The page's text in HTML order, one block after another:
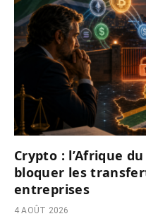
Crypto : l’Afrique
bloquer les
entreprises
4 AOÛT 2026